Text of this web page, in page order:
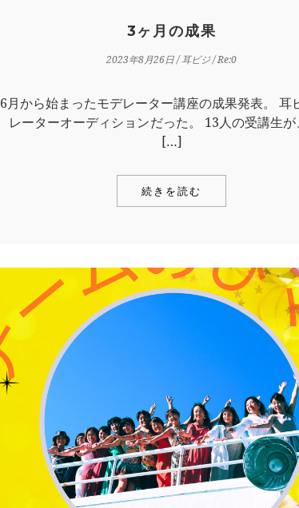
3ヶ月の成果
2023年8月26日/耳ビジ/ Re:0
6月から始まったモデレーター講座の成果発表。 耳
レーターオーディションだった。 13人の受講生
[…]
続きを読む